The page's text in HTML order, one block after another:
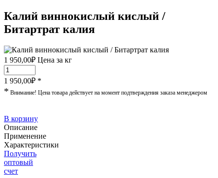
Калий виннокислый кислый /
Битартрат калия
1 950,00₽ Цена за кг
1 950,00₽ *
* Внимание! Цена товара действует на момент подтверждения заказа менеджером
В корзину
Описание
Применение
Характеристики
Получить
оптовый
счет